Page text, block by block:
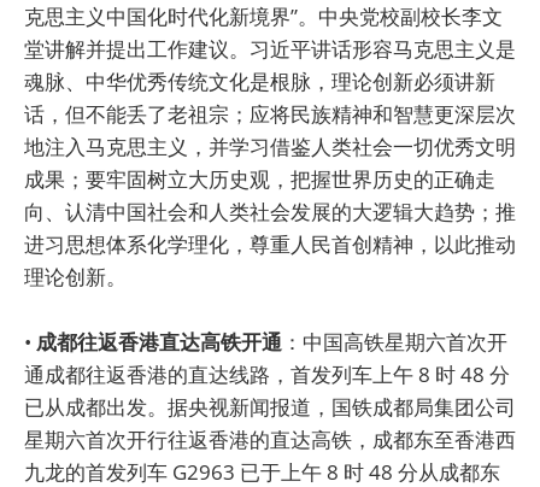
克思主义中国化时代化新境界”。中央党校副校长李文
堂讲解并提出工作建议。习近平讲话形容马克思主义是
魂脉、中华优秀传统文化是根脉，理论创新必须讲新
话，但不能丢了老祖宗；应将民族精神和智慧更深层次
地注入马克思主义，并学习借鉴人类社会一切优秀文明
成果；要牢固树立大历史观，把握世界历史的正确走
向、认清中国社会和人类社会发展的大逻辑大趋势；推
进习思想体系化学理化，尊重人民首创精神，以此推动
理论创新。
• 成都往返香港直达高铁开通 ：中国高铁星期六首次开
通成都往返香港的直达线路，首发列车上午 8 时 48 分
已从成都出发。据央视新闻报道，国铁成都局集团公司
星期六首次开行往返香港的直达高铁，成都东至香港西
九龙的首发列车 G2963 已于上午 8 时 48 分从成都东